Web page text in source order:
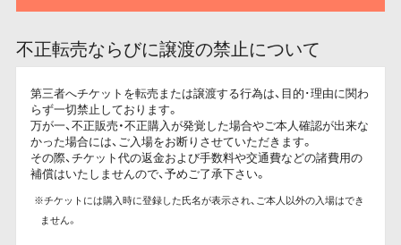
不正転売ならびに譲渡の禁止について
第三者へチケットを転売または譲渡する行為は、目的･理由に関わ
らず一切禁止しております。
万が一、不正販売・不正購入が発覚した場合やご本人確認が出来な
かった場合には、ご入場をお断りさせていただきます。
その際、チケット代の返金および手数料や交通費などの諸費用の
補償はいたしませんので、予めご了承下さい。
※チケットには購入時に登録した氏名が表示され、ご本人以外の入場はでき
ません。